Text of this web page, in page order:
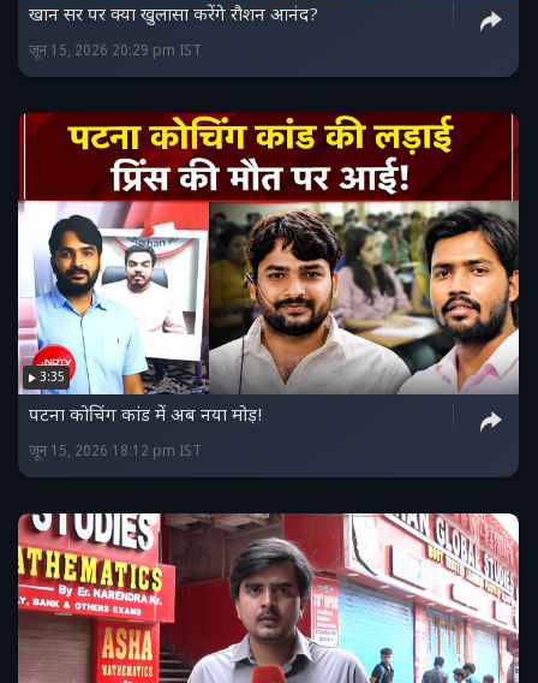
खान सर पर क्या खुलासा करेंगे रौशन आनंद?
जून 15, 2026 20:29 pm IST
3:35
पटना कोचिंग कांड में अब नया मोड़!
जून 15, 2026 18:12 pm IST